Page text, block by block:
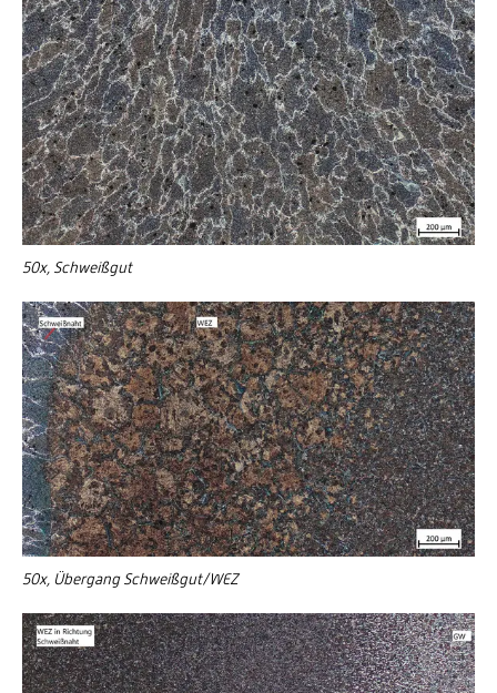
50x, Schweißgut
50x, Übergang Schweißgut/WEZ